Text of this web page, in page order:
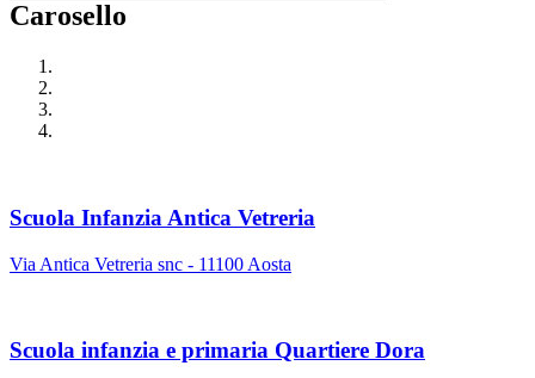
Carosello
Scuola Infanzia Antica Vetreria
Via Antica Vetreria snc - 11100 Aosta
Scuola infanzia e primaria Quartiere Dora